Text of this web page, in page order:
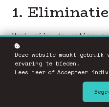
1. Eliminatie
Vaak zijn de opties
zodra we op een
antwoorden, we
schrappen.
Wanneer je 1 of 2
elimineren, vergroot
een gok de vraag
Deze website maakt
ervaring te bieden.
Lees meer of Accepteer